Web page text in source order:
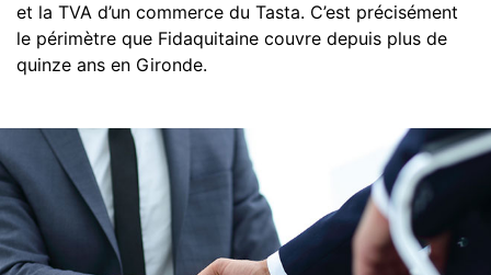
et la TVA d’un commerce du Tasta. C’est précisément
le périmètre que Fidaquitaine couvre depuis plus de
quinze ans en Gironde.